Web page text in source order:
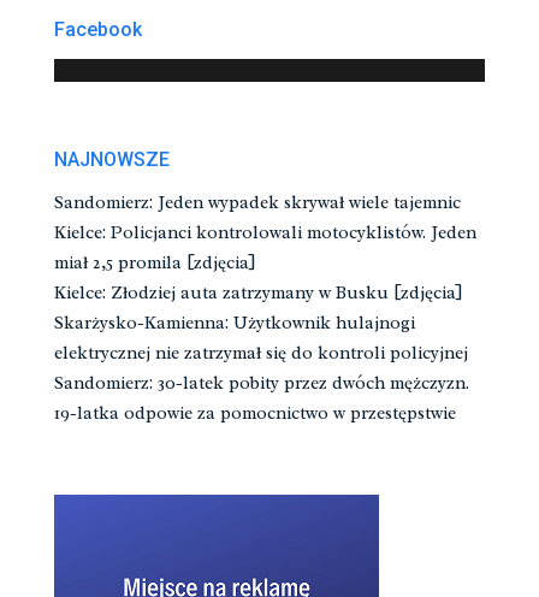
Facebook
NAJNOWSZE
Sandomierz: Jeden wypadek skrywał wiele tajemnic
Kielce: Policjanci kontrolowali motocyklistów. Jeden
miał 2,5 promila [zdjęcia]
Kielce: Złodziej auta zatrzymany w Busku [zdjęcia]
Skarżysko-Kamienna: Użytkownik hulajnogi
elektrycznej nie zatrzymał się do kontroli policyjnej
Sandomierz: 30-latek pobity przez dwóch mężczyzn.
19-latka odpowie za pomocnictwo w przestępstwie